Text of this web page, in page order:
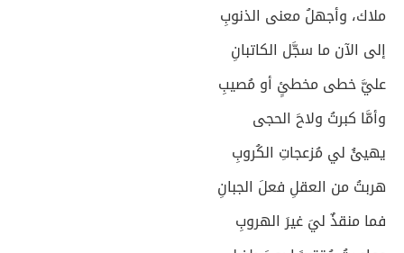
ملاك، وأجهلُ معنى الذنوبِ
إلى الآن ما سجَّل الكاتبانِ
عليَّ خطى مخطئٍ أو مُصيبِ
وأمَّا كبرتُ ولاحَ الحجى
يهيئُ لي مُزعجاتِ الكُروبِ
هربتُ من العقلِ فعلَ الجبانِ
فما منقذٌ ليَ غيرَ الهروبِ